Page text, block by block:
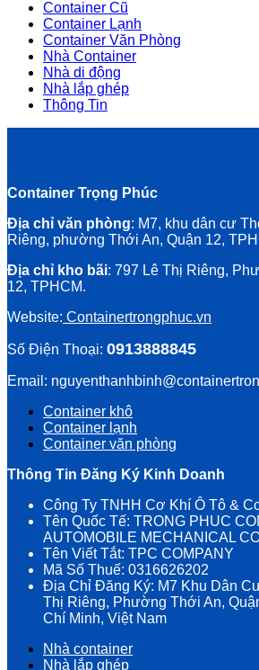
Container Cũ
Container Lạnh
Container Văn Phòng
Nhà Container
Nhà di động
Nhà lắp ghép
Thông Tin
Container Trọng Phúc
Địa chỉ văn phòng: M7, khu dân cư
Riêng, phường Thới An, Quận 12,
Địa chỉ kho bãi: 797 Lê Thị Riêng,
12, TPHCM.
Website: Containertrongphuc.vn
Số Điện Thoại: 0913888845
Email:
Container khô
Container lạnh
Container văn phòng
Thông Tin Đăng Ký Kinh Doanh
Công Ty TNHH Cơ Khí Ô Tô &
Tên Quốc Tế: TRONG PHUC
AUTOMOBILE MECHANICAL
Tên Viết Tắt: TPC COMPANY
Mã Số Thuế: 0316626202
Địa Chỉ Đăng Ký: M7 Khu Dân
Thị Riêng, Phường Thới An,
Chí Minh, Việt Nam
Nhà container
Nhà lắp ghép